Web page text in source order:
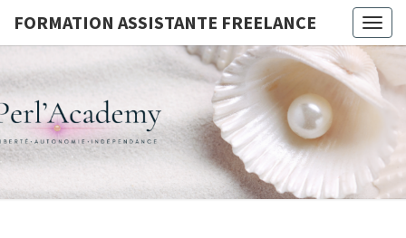
FORMATION ASSISTANTE FREELANCE
G